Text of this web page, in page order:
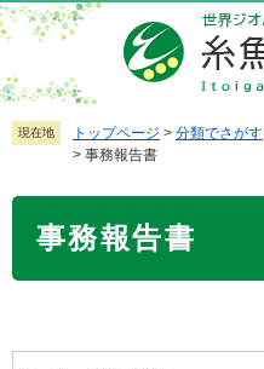
ペ
ー
ジ
の
先
メ
ニ
ュ
ー
を
本
現在地 トップページ > 分類でさがす
> 事務報告書
事務報告書